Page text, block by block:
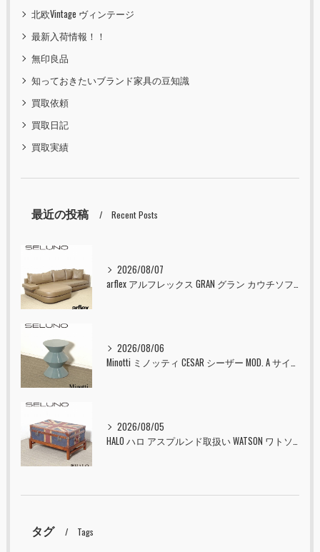
北欧Vintage ヴィンテージ
最新入荷情報！！
無印良品
知っておきたいブランド家具の豆知識
買取依頼
買取日記
買取実績
最近の投稿 Recent Posts
2026/08/07
arflex アルフレックス GRAN グラン カウチソファ 本革 入荷しました！！
2026/08/06
Minotti ミノッティ CESAR シーザー MOD. A サイドテーブル スツール セラドン 入荷しました！！
2026/08/05
HALO ハロ アスプルンド取扱い WATSON ワトソン ミディアム トランク & スタンド セット ユニオンジャック 入荷しました！！
タグ Tags